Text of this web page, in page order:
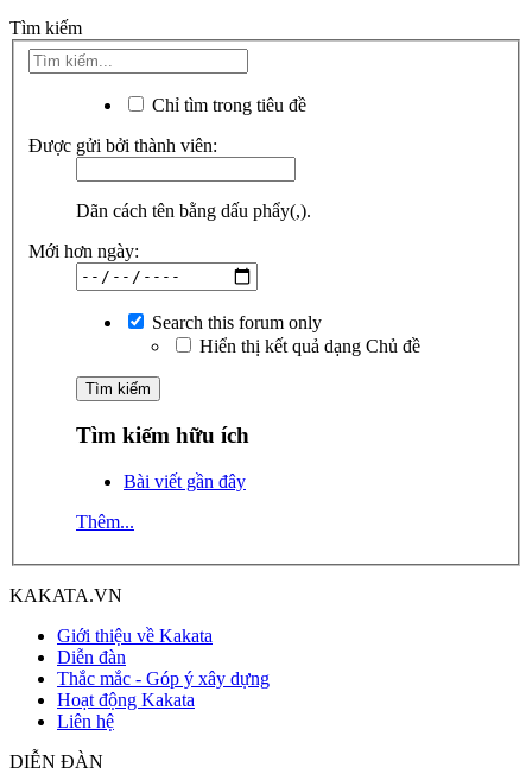
Tìm kiếm
Chỉ tìm trong tiêu đề
Được gửi bởi thành viên:
Dãn cách tên bằng dấu phẩy(,).
Mới hơn ngày:
Search this forum only
Hiển thị kết quả dạng Chủ đề
Tìm kiếm hữu ích
Bài viết gần đây
Thêm...
KAKATA.VN
Giới thiệu về Kakata
Diễn đàn
Thắc mắc - Góp ý xây dựng
Hoạt động Kakata
Liên hệ
DIỄN ĐÀN